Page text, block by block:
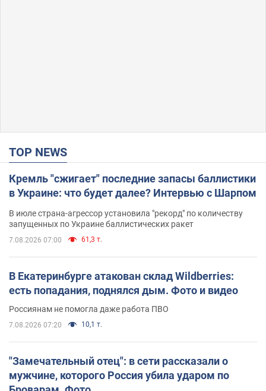
TOP NEWS
Кремль "сжигает" последние запасы баллистики
в Украине: что будет далее? Интервью с Шарпом
В июле страна-агрессор установила "рекорд" по количеству
запущенных по Украине баллистических ракет
7.08.2026 07:00 61,3 т.
В Екатеринбурге атакован склад Wildberries:
есть попадания, поднялся дым. Фото и видео
Россиянам не помогла даже работа ПВО
7.08.2026 07:20 10,1 т.
"Замечательный отец": в сети рассказали о
мужчине, которого Россия убила ударом по